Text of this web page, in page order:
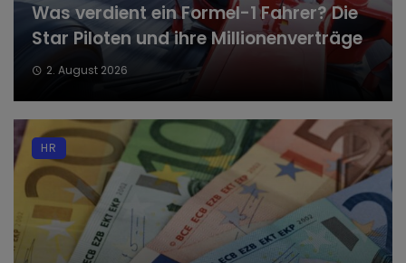
Was verdient ein Formel-1 Fahrer? Die
Star Piloten und ihre Millionenverträge
2. August 2026
HR